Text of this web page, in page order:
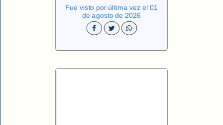
Fue visto por última vez el 01
de agosto de 2026